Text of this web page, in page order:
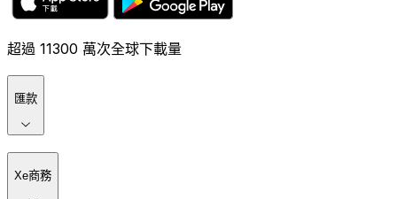
超過 11300 萬次全球下載量
匯款
Xe商務